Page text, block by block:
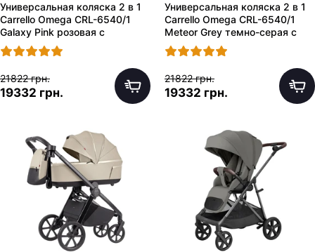
Универсальная коляска 2 в 1
Carrello Omega CRL-6540/1
Galaxy Pink розовая с
сумочкой
21822 грн.
19332 грн.
Универсальная коляска 2 в 1
Carrello Omega CRL-6540/1
Meteor Grey темно-серая с
сумочкой
21822 грн.
19332 грн.